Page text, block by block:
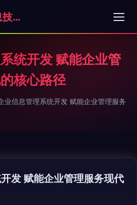
长沙九玖优选信息技术有限责任公司
统开发 赋能企业管
核心路径
业信息管理系统开发 赋能企业管理服务
发 赋能企业管理服务现代